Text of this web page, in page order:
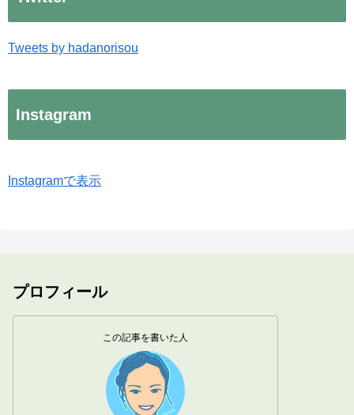
Tweets by hadanorisou
Instagram
Instagramで表示
プロフィール
この記事を書いた人